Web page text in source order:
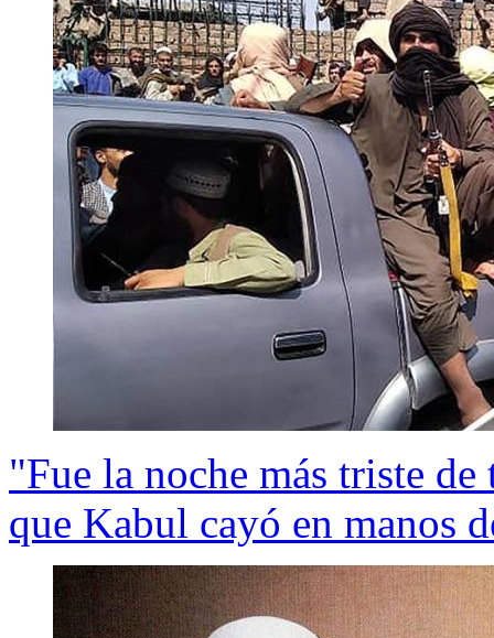
"Fue la noche más triste
que Kabul cayó en manos